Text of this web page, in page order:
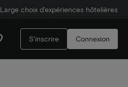
Large choix d'expériences hôtelières
S'inscrire Connexion